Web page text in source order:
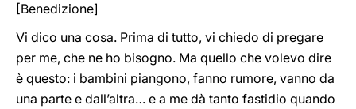
[Benedizione]
Vi dico una cosa. Prima di tutto, vi chiedo di pregare
per me, che ne ho bisogno. Ma quello che volevo dire
è questo: i bambini piangono, fanno rumore, vanno da
una parte e dall’altra… e a me dà tanto fastidio quando